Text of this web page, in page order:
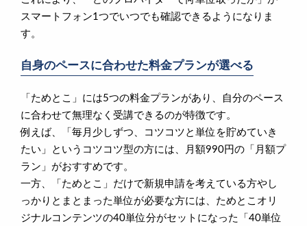
スマートフォン1つでいつでも確認できるようになりま
す。
自身のペースに合わせた料金プランが選べる
「ためとこ」には5つの料金プランがあり、自分のペース
に合わせて無理なく受講できるのが特徴です。
例えば、「毎月少しずつ、コツコツと単位を貯めていき
たい」というコツコツ型の方には、月額990円の「月額プ
ラン」がおすすめです。
一方、「ためとこ」だけで新規申請を考えている方やし
っかりとまとまった単位が必要な方には、ためとこオリ
ジナルコンテンツの40単位分がセットになった「40単位